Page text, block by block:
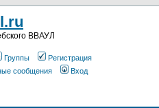
ВВАУЛ
Группы
Регистрация
сообщения Вход